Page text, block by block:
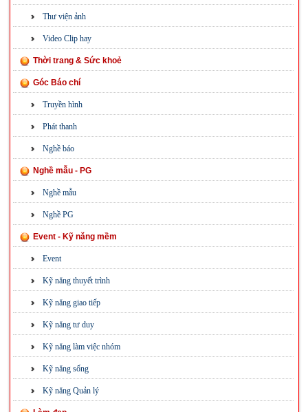
Thư viện ảnh
Video Clip hay
Thời trang & Sức khoẻ
Góc Báo chí
Truyền hình
Phát thanh
Nghề báo
Nghề mẫu - PG
Nghề mẫu
Nghề PG
Event - Kỹ năng mềm
Event
Kỹ năng thuyết trình
Kỹ năng giao tiếp
Kỹ năng tư duy
Kỹ năng làm việc nhóm
Kỹ năng sống
Kỹ năng Quản lý